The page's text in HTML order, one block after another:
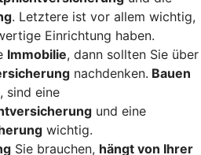
. Letztere ist vor allem wichtig,
Einrichtung haben.
Immobilie, dann sollten Sie über
nachdenken. Bauen
sind eine
und eine
wichtig.
Sie brauchen, hängt von Ihrer